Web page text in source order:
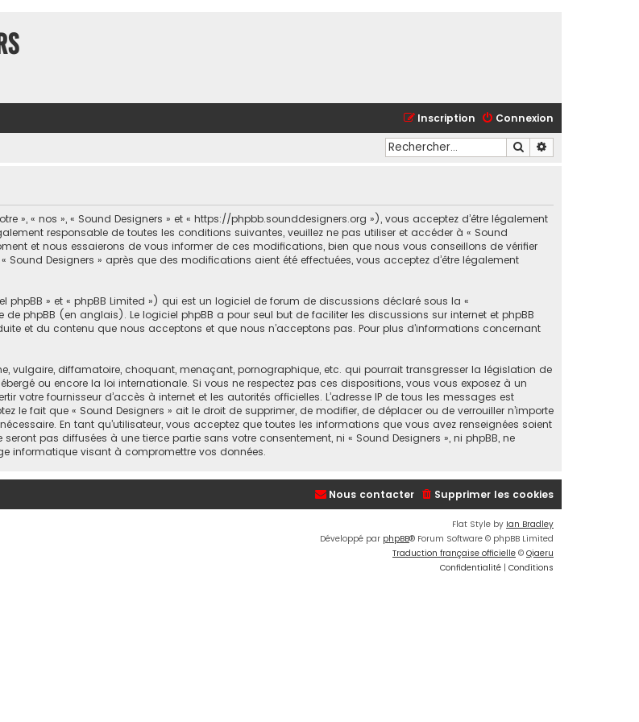
Connexion
Inscription
Rechercher
», « nos », « Sound Designers » et « https://phpbb.sounddesigners.org »), vous acceptez d’être légalement
responsable de toutes les conditions suivantes, veuillez ne pas utiliser et accéder à « Sound
et nous essaierons de vous informer de ces modifications, bien que nous vous conseillons de vérifier
Designers » après que des modifications aient été effectuées, vous acceptez d’être légalement
» et « phpBB Limited ») qui est un logiciel de forum de discussions déclaré sous la «
de phpBB (en anglais). Le logiciel phpBB a pour seul but de faciliter les discussions sur internet et phpBB
et du contenu que nous acceptons et que nous n’acceptons pas. Pour plus d’informations concernant
vulgaire, diffamatoire, choquant, menaçant, pornographique, etc. qui pourrait transgresser la législation de
ou encore la loi internationale. Si vous ne respectez pas ces dispositions, vous vous exposez à un
votre fournisseur d’accès à internet et les autorités officielles. L’adresse IP de tous les messages est
le fait que « Sound Designers » ait le droit de supprimer, de modifier, de déplacer ou de verrouiller n’importe
En tant qu’utilisateur, vous acceptez que toutes les informations que vous avez renseignées soient
pas diffusées à une tierce partie sans votre consentement, ni « Sound Designers », ni phpBB, ne
informatique visant à compromettre vos données.
Supprimer les cookies
Nous contacter
Flat Style by Ian Bradley
Développé par phpBB® Forum Software © phpBB Limited
Traduction française officielle © Qiaeru
Confidentialité | Conditions